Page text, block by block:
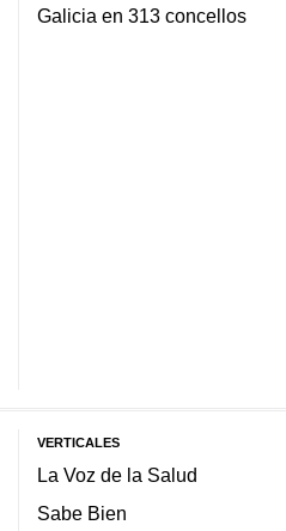
Galicia en 313 concellos
VERTICALES
La Voz de la Salud
Sabe Bien